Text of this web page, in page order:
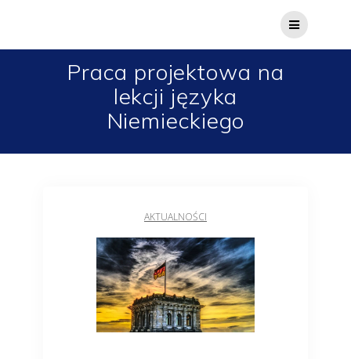
Praca projektowa na
lekcji języka
Niemieckiego
AKTUALNOŚCI